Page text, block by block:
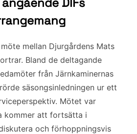
mellan Djurgårdens Mats
Bland de deltagande
från Järnkaminernas
säsongsinledningen ur ett
Mötet var
kommer att fortsätta i
och förhoppningsvis